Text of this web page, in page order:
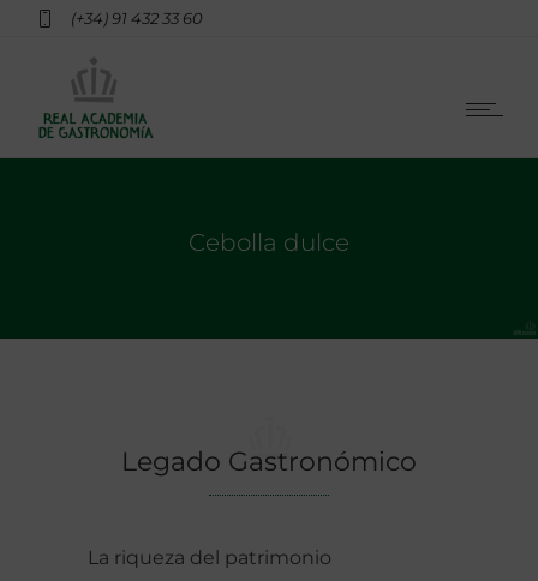
(+34) 91 432 33 60
Cebolla dulce
Legado Gastronómico
La riqueza del patrimonio